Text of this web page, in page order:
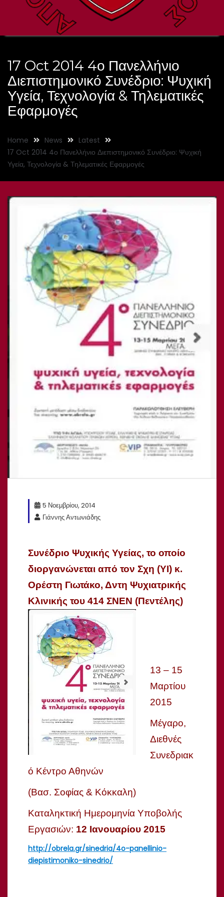
17 Oct 2014 4ο Πανελλήνιο
Διεπιστημονικό Συνέδριο: Ψυχική
Υγεία, Τεχνολογία & Τηλεματικές
Εφαρμογές
Home News
Latest
17 Oct 2014 4ο Πανελλήνιο Διεπιστημονικό Συνέδριο: Ψυχική
Υγεία, Τεχνολογία & Τηλεματικές Εφαρμογές
5 Νοεμβρίου, 2014
Γιάννης Αντωνιάδης
Συνέδριο Ψυχικής Υγείας, το οποίο
διοργανώνεται από τον Σχη (ΥΙ) κ.
Ορέστη Γιωτάκο, Δντη Ψυχιατρικής
Κλινικής του 414 ΣΝΕΝ (Πεντέλης)
13 – 15
Μαρτίου
2015
Μέγαρο,
Διεθνές
Συνεδριακ
ό Κέντρο Αθηνών
(Βασ. Σοφίας & Κόκκαλη)
Καταληκτική Ημερομηνία Υποβολής
Εργασιών: 12 Ιανουαρίου 2015
http://obrela.gr/sinedria/4o-panellinio-
diepistimoniko-sinedrio/